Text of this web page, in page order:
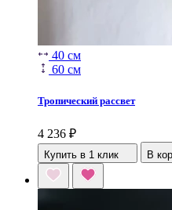
40 см
60 см
Тропический рассвет
4 236 ₽
Купить в 1 клик В